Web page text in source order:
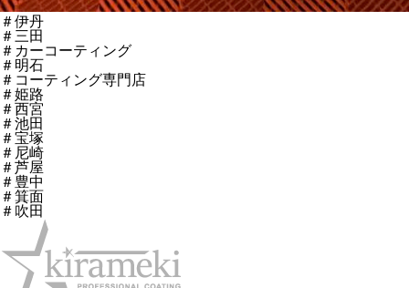
＃伊丹
＃三田
＃カーコーティング
＃明石
＃コーティング専門店
＃姫路
＃西宮
＃池田
＃宝塚
＃尼崎
＃芦屋
＃豊中
＃箕面
＃吹田